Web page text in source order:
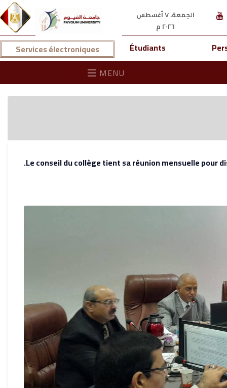
الجمعة، ٧ أغسطس
٢٠٢٦ م
Services électroniques Étudiants
MENU
Le conseil du collège tient sa réunion mensuelle pour